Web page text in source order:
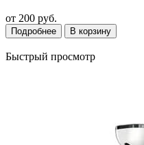
от 200 руб.
Подробнее В корзину
Быстрый просмотр